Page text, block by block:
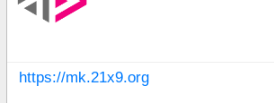
https://mk.21x9.org